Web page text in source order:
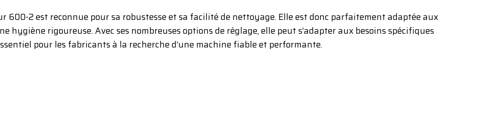
600-2 est reconnue pour sa robustesse et sa facilité de nettoyage. Elle est donc parfaitement adaptée aux
rigoureuse. Avec ses nombreuses options de réglage, elle peut s’adapter aux besoins spécifiques
pour les fabricants à la recherche d’une machine fiable et performante.